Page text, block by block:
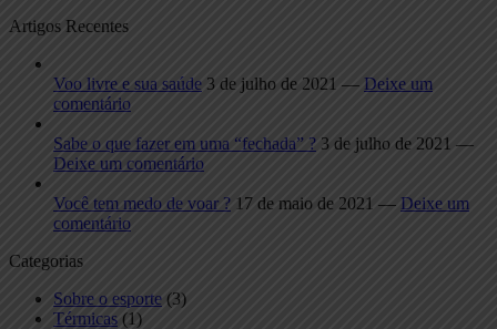
Artigos Recentes
Voo livre e sua saúde 3 de julho de 2021 — Deixe um
comentário
Sabe o que fazer em uma “fechada” ? 3 de julho de 2021 —
Deixe um comentário
Você tem medo de voar ? 17 de maio de 2021 — Deixe um
comentário
Categorias
Sobre o esporte (3)
Térmicas (1)